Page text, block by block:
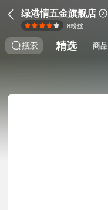
绿港情五金旗舰店
8粉丝
精选 商品